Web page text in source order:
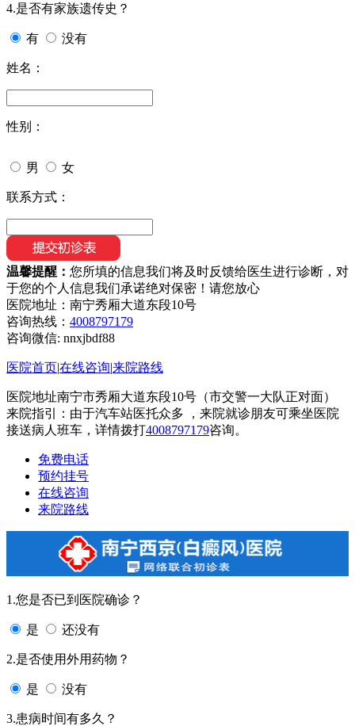
4.是否有家族遗传史？
有 没有
姓名：
性别：
男 女
联系方式：
温馨提醒： 您所填的信息我们将及时反馈给医生进行诊断，对
于您的个人信息我们承诺绝对保密！请您放心
医院地址：南宁秀厢大道东段10号
咨询热线： 4008797179
咨询微信: nnxjbdf88
医院首页|在线咨询|来院路线
医院地址南宁市秀厢大道东段10号（市交警一大队正对面）
来院指引：由于汽车站医托众多 ，来院就诊朋友可乘坐医院
接送病人班车，详情拨打4008797179咨询。
免费电话
预约挂号
在线咨询
来院路线
1.您是否已到医院确诊？
是 还没有
2.是否使用外用药物？
是 没有
3.患病时间有多久？